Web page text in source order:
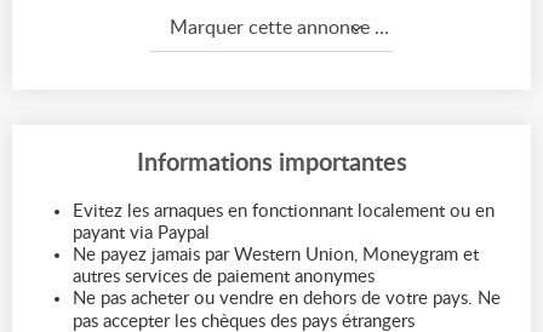
Marquer cette annonce comme...
Informations importantes
Evitez les arnaques en fonctionnant localement ou en
payant via Paypal
Ne payez jamais par Western Union, Moneygram et
autres services de paiement anonymes
Ne pas acheter ou vendre en dehors de votre pays. Ne
pas accepter les chèques des pays étrangers